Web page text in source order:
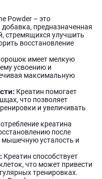
Powder – это
предназначенная
стремящихся улучшить
восстановление
имеет мелкую
усвоению и
максимальную
Креатин помогает
что позволяет
и увеличивать
креатина
после
мышечную усталость и
Креатин способствует
что может привести
тренировках.